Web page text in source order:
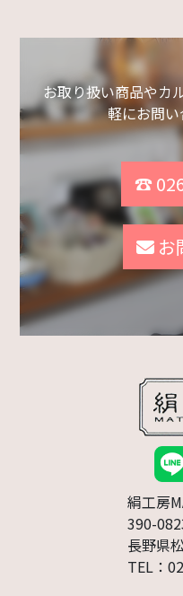
お取り扱い商品やカ
軽にお問い
☎
お
絹工房
390-
長野県
TEL：